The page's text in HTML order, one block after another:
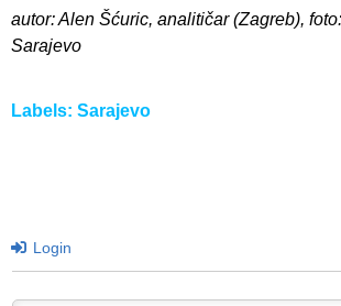
autor: Alen Šćuric, analitičar (Zagreb),
Sarajevo
Labels: Sarajevo
Login